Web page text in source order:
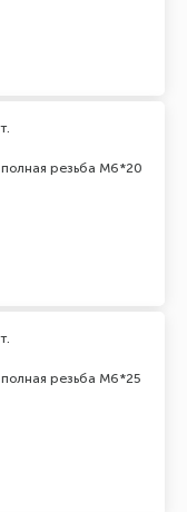
резьба М6*20
резьба М6*25